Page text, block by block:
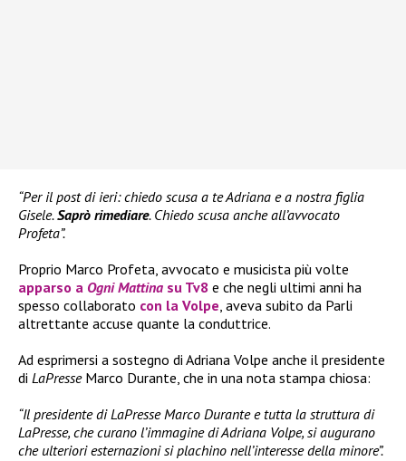
“Per il post di ieri: chiedo scusa a te Adriana e a nostra figlia
Gisele.Saprò rimediare. Chiedo scusa anche all’avvocato
Profeta”.
Proprio Marco Profeta, avvocato e musicista più volte
apparso a Ogni Mattina su Tv8 e che negli ultimi anni ha
spesso collaborato con la Volpe, aveva subito da Parli
altrettante accuse quante la conduttrice.
Ad esprimersi a sostegno di Adriana Volpe anche il presidente
di LaPresseMarco Durante, che in una nota stampa chiosa:
“Il presidente di LaPresse Marco Durante e tutta la struttura di
LaPresse, che curano l’immagine di Adriana Volpe, si augurano
che ulteriori esternazioni si plachino nell’interesse della minore”.